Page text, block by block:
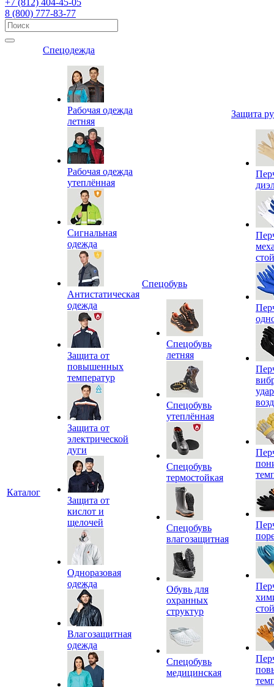
+7 (812) 404-45-05
8 (800) 777-83-77
Каталог
Спецодежда
Рабочая одежда
летняя
Рабочая одежда
утеплённая
Сигнальная
одежда
Антистатическая
одежда
Защита от
повышенных
температур
Защита от
электрической
дуги
Защита от
кислот и
щелочей
Одноразовая
одежда
Влагозащитная
одежда
Спецобувь
Спецобувь
летняя
Спецобувь
утеплённая
Спецобувь
термостойкая
Спецобувь
влагозащитная
Обувь для
охранных
структур
Спецобувь
медицинская
Защита